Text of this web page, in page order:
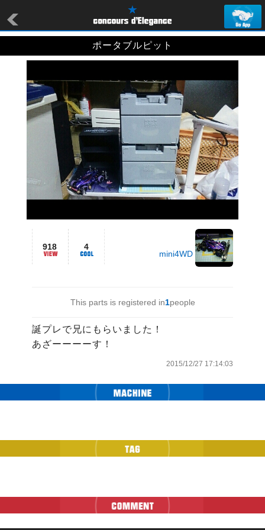
ポータブルピット
918 4
mini4WD
This parts is registered in1people
誕プレで兄にもらいました！
あざーーーーす！
2015/12/27 17:14:03